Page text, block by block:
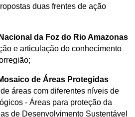
duas frentes de ação
da Foz do Rio Amazonas
e articulação do conhecimento
de Áreas Protegidas
áreas com diferentes níveis de
- Áreas para proteção da
de Desenvolvimento Sustentável